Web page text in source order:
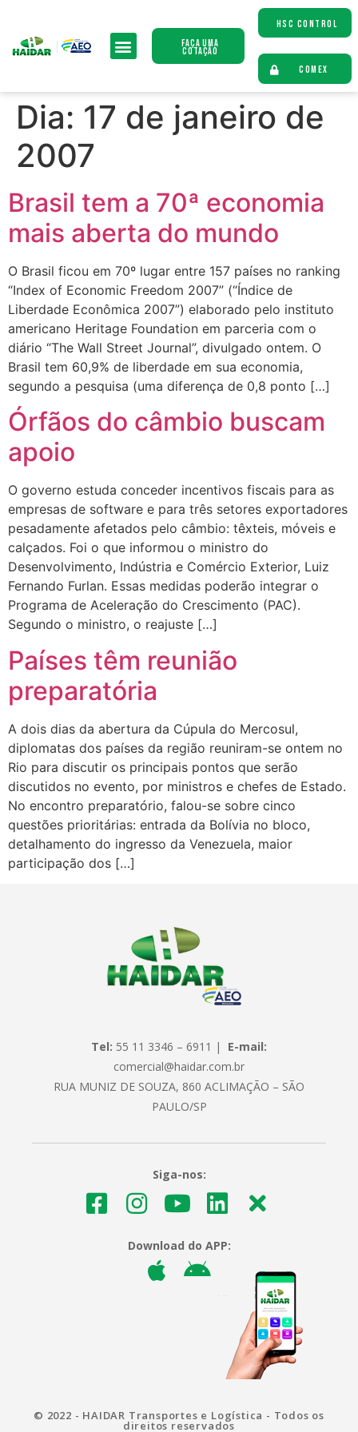
Faça uma
Cotação
HSC CONTROL
COMEX
Dia: 17 de janeiro de
2007
Brasil tem a 70ª economia
mais aberta do mundo
O Brasil ficou em 70º lugar entre 157 países no ranking
“Index of Economic Freedom 2007” (“Índice de
Liberdade Econômica 2007”) elaborado pelo instituto
americano Heritage Foundation em parceria com o
diário “The Wall Street Journal”, divulgado ontem. O
Brasil tem 60,9% de liberdade em sua economia,
segundo a pesquisa (uma diferença de 0,8 ponto […]
Órfãos do câmbio buscam
apoio
O governo estuda conceder incentivos fiscais para as
empresas de software e para três setores exportadores
pesadamente afetados pelo câmbio: têxteis, móveis e
calçados. Foi o que informou o ministro do
Desenvolvimento, Indústria e Comércio Exterior, Luiz
Fernando Furlan. Essas medidas poderão integrar o
Programa de Aceleração do Crescimento (PAC).
Segundo o ministro, o reajuste […]
Países têm reunião
preparatória
A dois dias da abertura da Cúpula do Mercosul,
diplomatas dos países da região reuniram-se ontem no
Rio para discutir os principais pontos que serão
discutidos no evento, por ministros e chefes de Estado.
No encontro preparatório, falou-se sobre cinco
questões prioritárias: entrada da Bolívia no bloco,
detalhamento do ingresso da Venezuela, maior
participação dos […]
Tel: 55 11 3346 – 6911 | E-mail:
comercial@haidar.com.br
RUA MUNIZ DE SOUZA, 860 ACLIMAÇÃO – SÃO
PAULO/SP
Siga-nos:
Download do APP:
© 2022 - HAIDAR Transportes e Logística - Todos os
direitos reservados